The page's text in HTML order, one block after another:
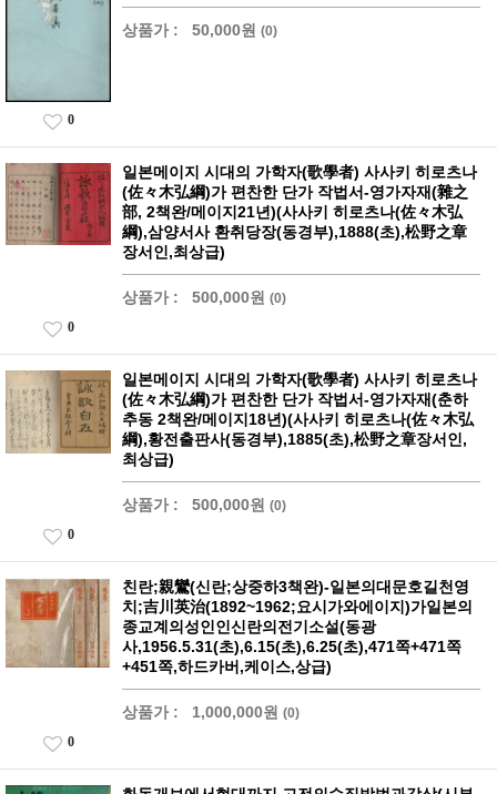
상품가 : 50,000원 (0)
0
일본메이지 시대의 가학자(歌學者) 사사키 히로츠나
(佐々木弘綱)가 편찬한 단가 작법서-영가자재(雜之
部, 2책완/메이지21년)(사사키 히로츠나(佐々木弘
綱),삼양서사 환취당장(동경부),1888(초),松野之章
장서인,최상급)
상품가 : 500,000원 (0)
0
일본메이지 시대의 가학자(歌學者) 사사키 히로츠나
(佐々木弘綱)가 편찬한 단가 작법서-영가자재(춘하
추동 2책완/메이지18년)(사사키 히로츠나(佐々木弘
綱),황전출판사(동경부),1885(초),松野之章장서인,
최상급)
상품가 : 500,000원 (0)
0
친란;親鸞(신란;상중하3책완)-일본의대문호길천영
치;吉川英治(1892~1962;요시가와에이지)가일본의
종교계의성인인신란의전기소설(동광
사,1956.5.31(초),6.15(초),6.25(초),471쪽+471쪽
+451쪽,하드카버,케이스,상급)
상품가 : 1,000,000원 (0)
0